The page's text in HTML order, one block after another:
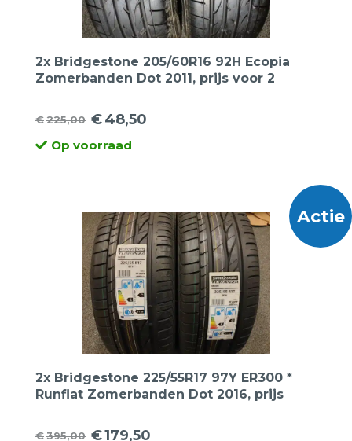
2x Bridgestone 205/60R16 92H Ecopia
Zomerbanden Dot 2011, prijs voor 2
€225,00
Oorspronkelijke
prijs
€48,50
Huidige
prijsOp voorraad
Actie
2x Bridgestone 225/55R17 97Y ER300 *
Runflat Zomerbanden Dot 2016, prijs
€395,00 €179,50